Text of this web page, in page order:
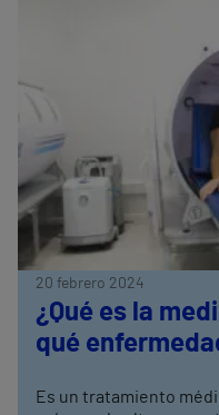
20 febrero 2024
¿Qué es la
qué
Es un tratamiento